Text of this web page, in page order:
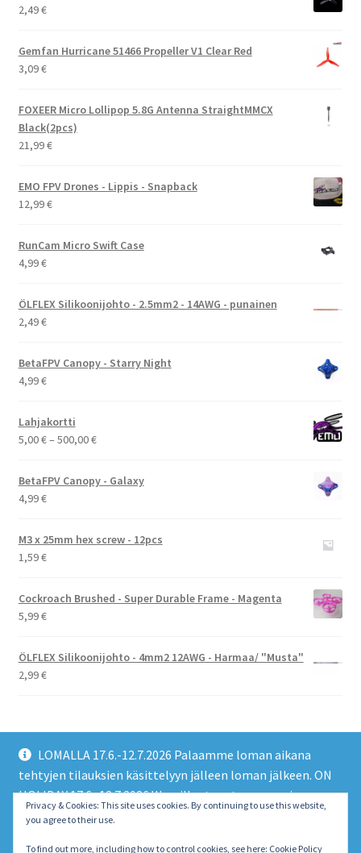
LOMALLA 17.6.-12.7.2026 Palaamme loman aikana
tehtyjen tilauksien käsittelyyn jälleen loman jälkeen. ON
HOLIDAY 17.6.-12.7.2026 We will return to processing
orders made during the holiday again after the holiday.
2,49€
Gemfan Hurricane 51466 Propeller V1 Clear Red
3,09€
FOXEER Micro Lollipop 5.8G Antenna StraightMMCX
Black(2pcs)
21,99€
EMO FPV Drones - Lippis - Snapback
12,99€
RunCam Micro Swift Case
4,99€
ÖLFLEX Silikoonijohto - 2.5mm2 - 14AWG - punainen
2,49€
BetaFPV Canopy - Starry Night
4,99€
Lahjakortti
5,00€– 500,00€Hintaluokka:
500,00 €
BetaFPV Canopy - Galaxy
4,99€
M3 x 25mm hex screw - 12pcs
1,59€
Cockroach Brushed - Super Durable Frame - Magenta
5,99€
ÖLFLEX Silikoonijohto - 4mm2 12AWG - Harmaa/ "Musta"
2,99€
© EMO FPV Drones 2026
Built with WooCommerce
Privacy & Cookies: This site uses cookies. By continuing to use this website,
you agree to their use.
To find out more, including how to control cookies, see here: Cookie Policy